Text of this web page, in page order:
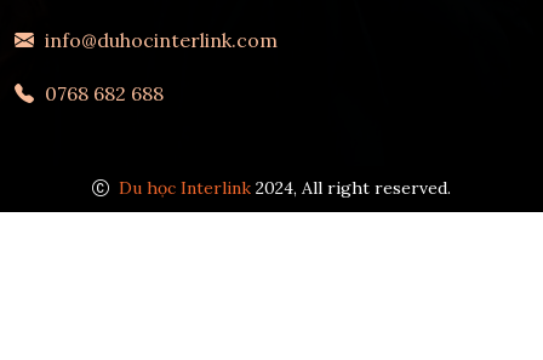
info@duhocinterlink.com
0768 682 688
Du học Interlink 2024, All right reserved.